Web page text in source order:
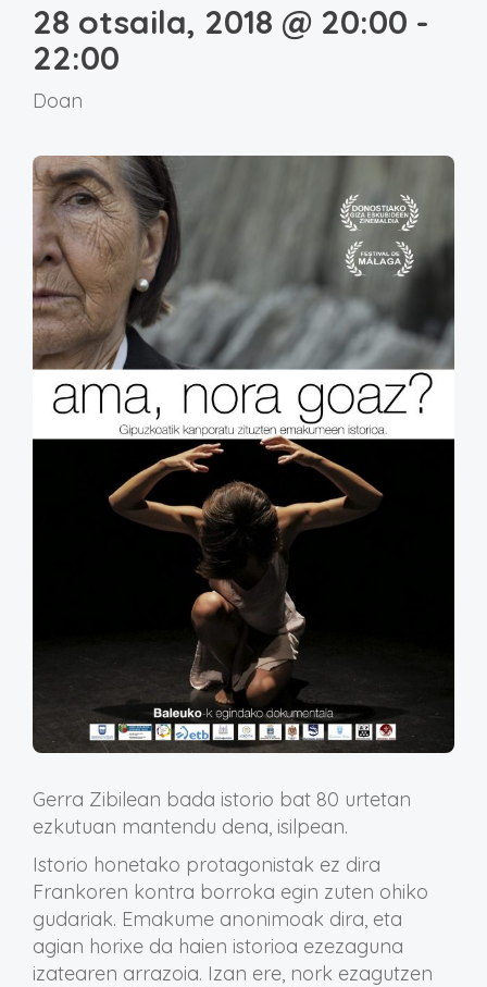
28 otsaila, 2018 @ 20:00 -
22:00
Doan
Gerra Zibilean bada istorio bat 80 urtetan
ezkutuan mantendu dena, isilpean.
Istorio honetako protagonistak ez dira
Frankoren kontra borroka egin zuten ohiko
gudariak. Emakume anonimoak dira, eta
agian horixe da haien istorioa ezezaguna
izatearen arrazoia. Izan ere, nork ezagutzen